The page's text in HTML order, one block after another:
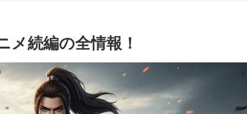
メ続編の全情報！